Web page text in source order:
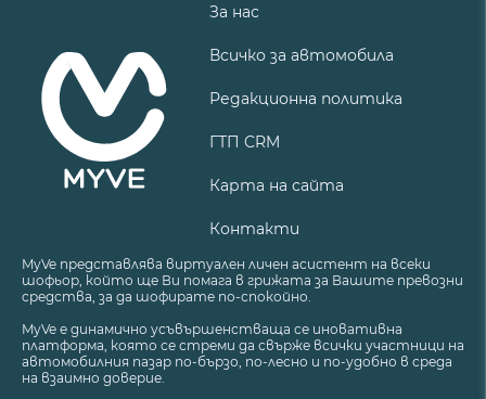
За нас
Всичко за автомобила
Редакционна политика
ГТП CRM
Карта на сайта
Контакти
MyVe представлява виртуален личен асистент на всеки
шофьор, който ще Ви помага в грижата за Вашите превозни
средства, за да шофирате по-спокойно.
MyVe е динамично усъвършенстваща се иновативна
платформа, която се стреми да свърже всички участници на
автомобилния пазар по-бързо, по-лесно и по-удобно в среда
на взаимно доверие.